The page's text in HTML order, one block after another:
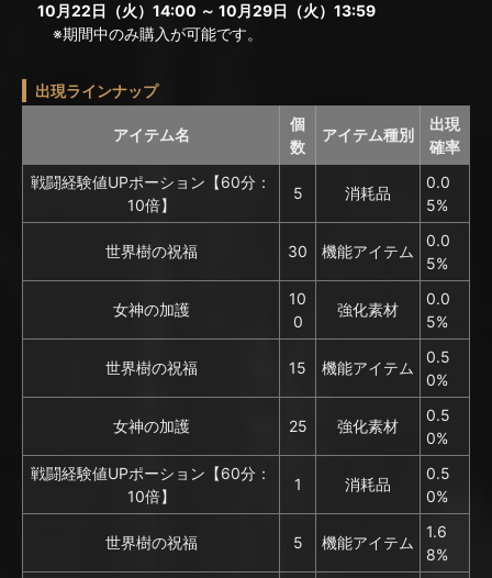
10月22日（火）14:00 ～ 10月29日（火）13:59
※期間中のみ購入が可能です。
出現ラインナップ
アイテム名
個
数
アイテム種別
出現
確率
戦闘経験値UPポーション【60分：
10倍】
5 消耗品
0.0
5%
世界樹の祝福 30 機能アイテム
0.0
5%
女神の加護
10
0
強化素材
0.0
5%
世界樹の祝福 15 機能アイテム
0.5
0%
女神の加護 25 強化素材
0.5
0%
戦闘経験値UPポーション【60分：
10倍】
1 消耗品
0.5
0%
世界樹の祝福 5 機能アイテム
1.6
8%